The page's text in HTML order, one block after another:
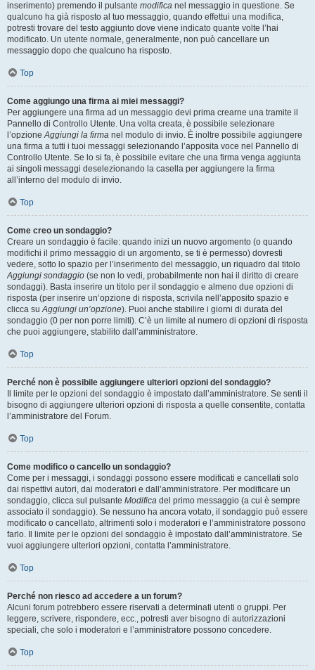
inserimento) premendo il pulsante modifica nel messaggio in questione. Se
qualcuno ha già risposto al tuo messaggio, quando effettui una modifica,
potresti trovare del testo aggiunto dove viene indicato quante volte l’hai
modificato. Un utente normale, generalmente, non può cancellare un
messaggio dopo che qualcuno ha risposto.
Top
Come aggiungo una firma ai miei messaggi?
Per aggiungere una firma ad un messaggio devi prima crearne una tramite il
Pannello di Controllo Utente. Una volta creata, è possibile selezionare
l’opzioneAggiungi la firma nel modulo di invio. È inoltre possibile aggiungere
una firma a tutti i tuoi messaggi selezionando l’apposita voce nel Pannello di
Controllo Utente. Se lo si fa, è possibile evitare che una firma venga aggiunta
ai singoli messaggi deselezionando la casella per aggiungere la firma
all’interno del modulo di invio.
Top
Come creo un sondaggio?
Creare un sondaggio è facile: quando inizi un nuovo argomento (o quando
modifichi il primo messaggio di un argomento, se ti è permesso) dovresti
vedere, sotto lo spazio per l’inserimento del messaggio, un riquadro dal titolo
Aggiungi sondaggio (se non lo vedi, probabilmente non hai il diritto di creare
sondaggi). Basta inserire un titolo per il sondaggio e almeno due opzioni di
risposta (per inserire un’opzione di risposta, scrivila nell’apposito spazio e
clicca suAggiungi un’opzione). Puoi anche stabilire i giorni di durata del
sondaggio (0 per non porre limiti). C’è un limite al numero di opzioni di risposta
che puoi aggiungere, stabilito dall’amministratore.
Top
Perché non è possibile aggiungere ulteriori opzioni del sondaggio?
Il limite per le opzioni del sondaggio è impostato dall’amministratore. Se senti il
bisogno di aggiungere ulteriori opzioni di risposta a quelle consentite, contatta
l’amministratore del Forum.
Top
Come modifico o cancello un sondaggio?
Come per i messaggi, i sondaggi possono essere modificati e cancellati solo
dai rispettivi autori, dai moderatori e dall’amministratore. Per modificare un
sondaggio, clicca sul pulsante Modifica del primo messaggio (a cui è sempre
associato il sondaggio). Se nessuno ha ancora votato, il sondaggio può essere
modificato o cancellato, altrimenti solo i moderatori e l’amministratore possono
farlo. Il limite per le opzioni del sondaggio è impostato dall’amministratore. Se
vuoi aggiungere ulteriori opzioni, contatta l’amministratore.
Top
Perché non riesco ad accedere a un forum?
Alcuni forum potrebbero essere riservati a determinati utenti o gruppi. Per
leggere, scrivere, rispondere, ecc., potresti aver bisogno di autorizzazioni
speciali, che solo i moderatori e l’amministratore possono concedere.
Top